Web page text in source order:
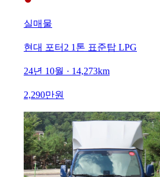
실매물
현대 포터2 1톤 표준탑 LPG
24년 10월 · 14,273km
2,290만원